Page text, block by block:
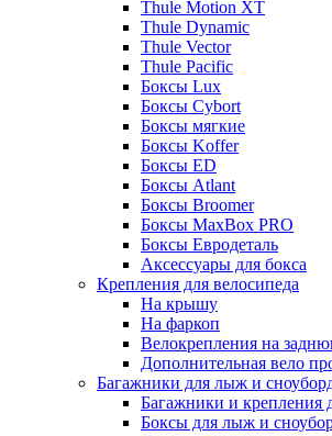
Thule Motion XT
Thule Dynamic
Thule Vector
Thule Pacific
Боксы Lux
Боксы Cybort
Боксы мягкие
Боксы Koffer
Боксы ED
Боксы Atlant
Боксы Broomer
Боксы MaxBox PRO
Боксы Евродеталь
Аксессуары для бокса
Крепления для велосипеда
На крышу
На фаркоп
Велокрепления на
Дополнительная вело
Багажники для лыж и
Багажники и крепления
Боксы для лыж и